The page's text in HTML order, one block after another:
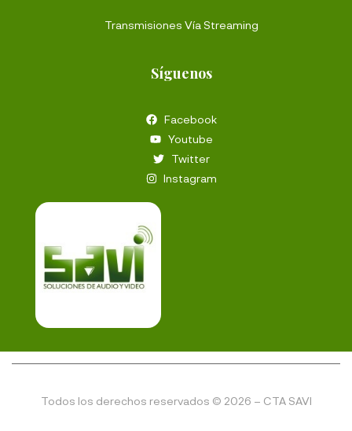
Transmisiones Vía Streaming
Síguenos
Facebook
Youtube
Twitter
Instagram
Todos los derechos reservados © 2026 – CTA SAVI